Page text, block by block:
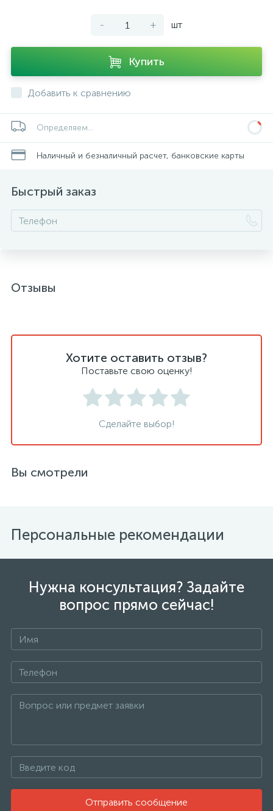
- + шт
Купить
Добавить к сравнению
Определяем...
Наличный и безналичный расчет, банковские карты
Быстрый заказ
Отзывы
Хотите оставить отзыв?
Поставьте свою оценку!
Сделайте выбор!
Вы смотрели
Персональные рекомендации
Нужна консультация? Задайте
вопрос прямо сейчас!
Отправить сообщение